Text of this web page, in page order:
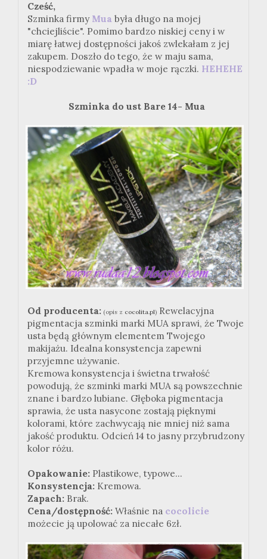
Cześć,
Szminka firmyMua była długo na mojej
"chciejliście". Pomimo bardzo niskiej ceny i w
miarę łatwej dostępności jakoś zwlekałam z jej
zakupem. Doszło do tego, że w maju sama,
niespodziewanie wpadła w moje rączki. HEHEHE
:D
Szminka do ust Bare 14- Mua
Od producenta: (opis z cocolita.pl) Rewelacyjna
pigmentacja szminki marki MUA sprawi, że Twoje
usta będą głównym elementem Twojego
makijażu. Idealna konsystencja zapewni
przyjemne używanie.
Kremowa konsystencja i świetna trwałość
powodują, że szminki marki MUA są powszechnie
znane i bardzo lubiane. Głęboka pigmentacja
sprawia, że usta nasycone zostają pięknymi
kolorami, które zachwycają nie mniej niż sama
jakość produktu. Odcień 14 to jasny przybrudzony
kolor różu.
Opakowanie: Plastikowe, typowe...
Konsystencja: Kremowa.
Zapach: Brak.
Cena/dostępność: Właśnie na cocolicie
możecie ją upolować za niecałe 6zł.